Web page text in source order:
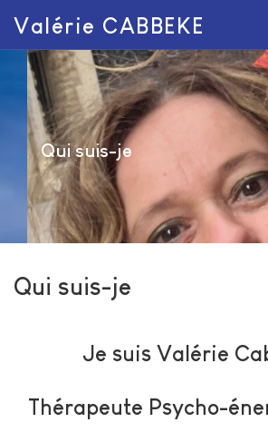
Valérie CABBEKE
Qui suis-je
Qui suis-je
Je suis Valérie
Thérapeute Psycho-